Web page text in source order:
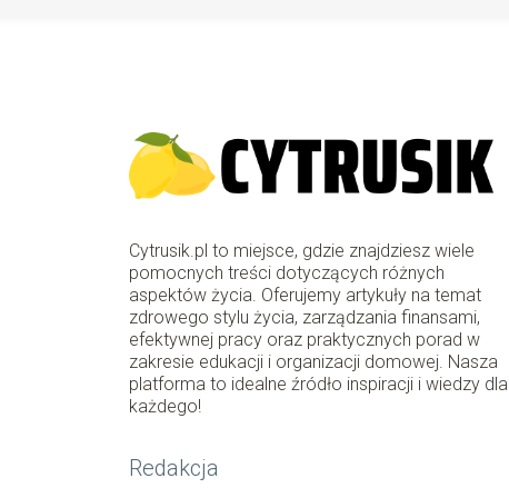
Cytrusik.pl to miejsce, gdzie znajdziesz wiele
pomocnych treści dotyczących różnych
aspektów życia. Oferujemy artykuły na temat
zdrowego stylu życia, zarządzania finansami,
efektywnej pracy oraz praktycznych porad w
zakresie edukacji i organizacji domowej. Nasza
platforma to idealne źródło inspiracji i wiedzy dla
każdego!
Redakcja